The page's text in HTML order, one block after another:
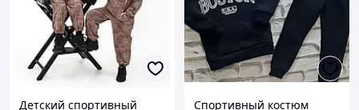
Детский спортивный
Спортивный костюм